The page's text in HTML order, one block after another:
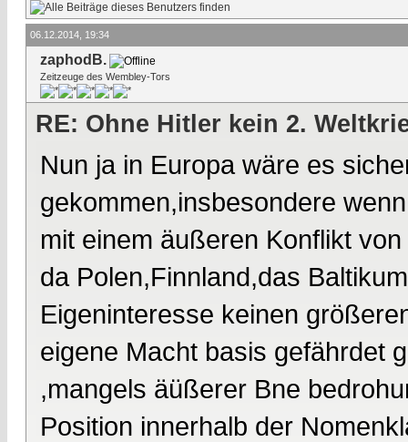
06.12.2014, 19:34
zaphodB.
Zeitzeuge des Wembley-Tors
RE: Ohne Hitler kein 2.
Nun ja in Europa wäre es
gekommen,insbesondere
mit einem äußeren Konflikt
da Polen,Finnland,das
Eigeninteresse keinen
eigene Macht basis gefährdet
,mangels äüßerer Bne
Position innerhalb der